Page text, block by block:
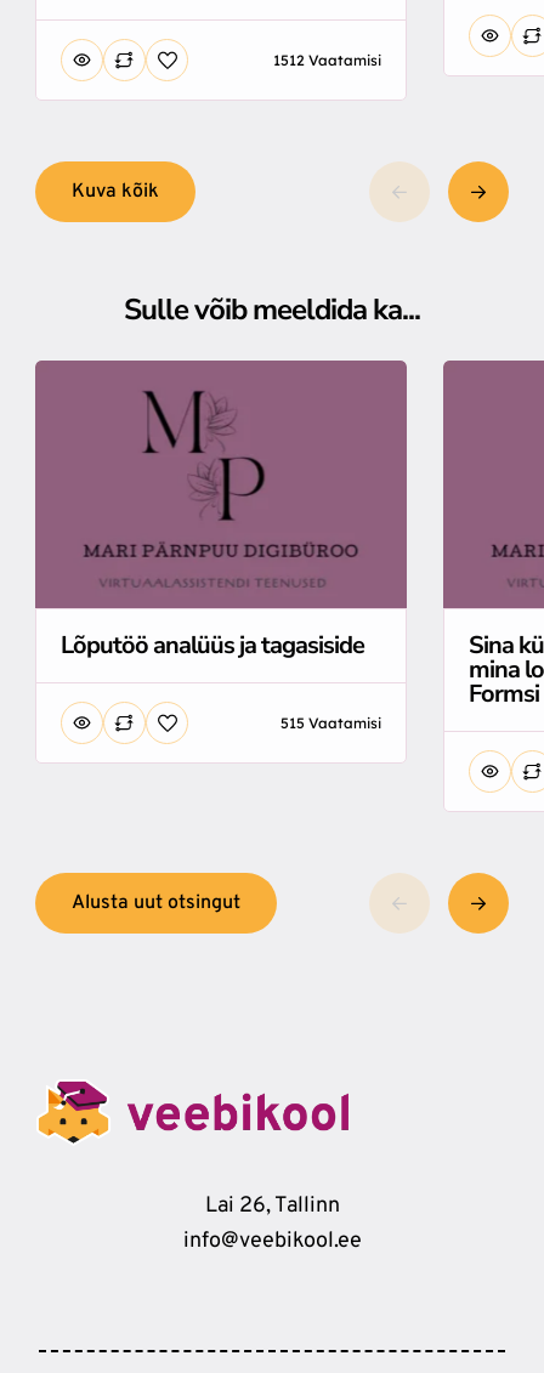
1512 Vaatamisi
Kuva kõik
Sulle võib meeldida ka...
Lõputöö analüüs ja tagasiside
515 Vaatamisi
Sina
mina
Formsi
Alusta uut otsingut
Lai 26, Tallinn
info@veebikool.ee